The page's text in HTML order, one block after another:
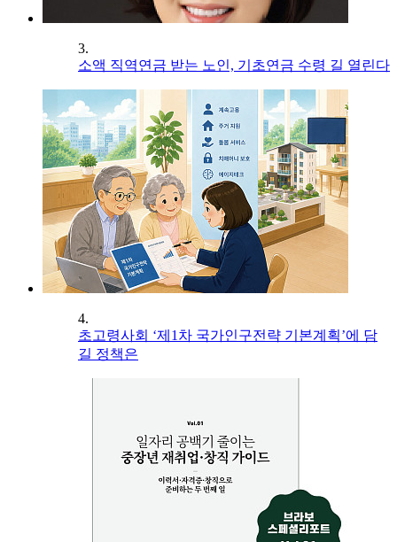
3.
소액 직역연금 받는 노인, 기초연금 수령 길 열린다
4.
초고령사회 ‘제1차 국가인구전략 기본계획’에 담
길 정책은